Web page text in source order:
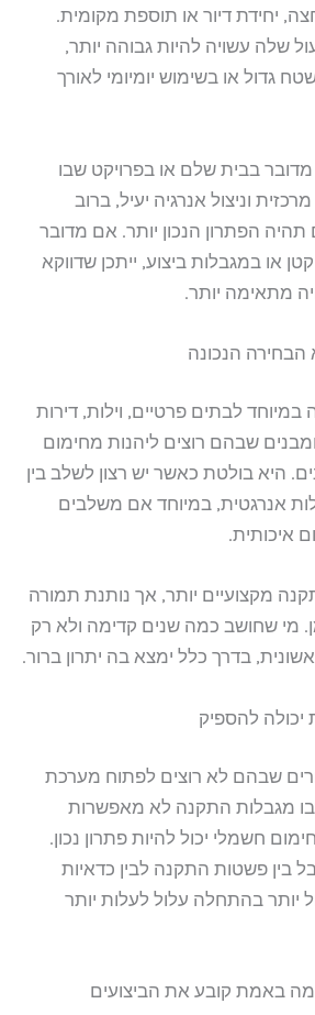
יחידת דיור או תוספת מקומית.
שלה עשויה להיות גבוהה יותר,
גדול או בשימוש יומיומי לאורך
בבית שלם או בפרויקט שבו
וניצול אנרגיה יעיל, ברוב
הפתרון הנכון יותר. אם מדובר
או במגבלות ביצוע, ייתכן שדווקא
מתאימה יותר.
הנכונה
לבתים פרטיים, וילות, דירות
שבהם רוצים ליהנות מחימום
היא בולטת כאשר יש רצון לשלב בין
אנרגטית, במיוחד אם משלבים
איכותית.
מקצועיים יותר, אך נותנת תמורה
מי שחושב כמה שנים קדימה ולא רק
בדרך כלל ימצא בה יתרון ברור.
להספיק
שבהם לא רוצים לפתוח מערכת
מגבלות התקנה לא מאפשרות
חשמלי יכול להיות פתרון נכון.
בין פשטות התקנה לבין כדאיות
יותר בהתחלה עלול לעלות יותר
– מה באמת קובע את הביצועים